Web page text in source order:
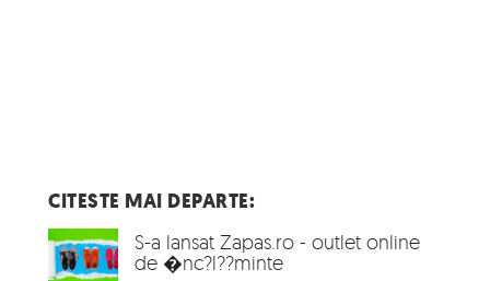
CITESTE MAI DEPARTE:
S-a lansat Zapas.ro - outlet online
de �nc?l??minte